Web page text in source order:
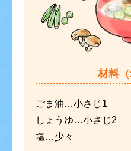
材料（
ごま油…小さじ1
しょうゆ…小さじ2
塩…少々